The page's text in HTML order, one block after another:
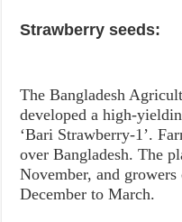
Strawberry seeds:
The Bangladesh
developed a high-
‘Bari Strawberry-1’.
over Bangladesh. The
November, and
December to March.